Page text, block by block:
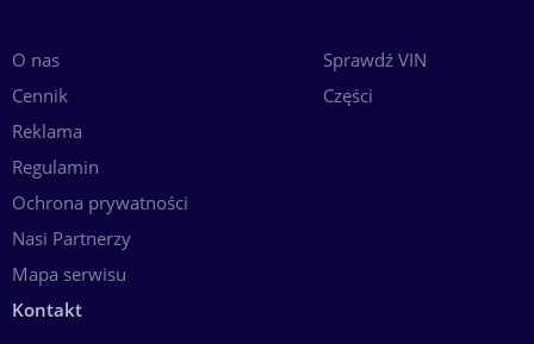
O nas
Cennik
Reklama
Regulamin
Ochrona prywatności
Nasi Partnerzy
Mapa serwisu
Kontakt
Sprawdź VIN
Części